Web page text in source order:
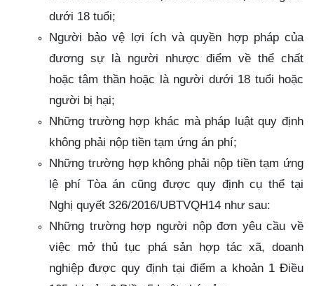
dưới 18 tuổi;
Người bảo vệ lợi ích và quyền hợp pháp của
đương sự là người nhược điểm về thể chất
hoặc tâm thần hoặc là người dưới 18 tuổi hoặc
người bị hại;
Những trường hợp khác mà pháp luật quy định
không phải nộp tiền tạm ứng án phí;
Những trường hợp không phải nộp tiền tạm ứng
lệ phí Tòa án cũng được quy định cụ thể tại
Nghị quyết 326/2016/UBTVQH14 như sau:
Những trường hợp người nộp đơn yêu cầu về
việc mở thủ tục phá sản hợp tác xã, doanh
nghiệp được quy định tại điểm a khoản 1 Điều